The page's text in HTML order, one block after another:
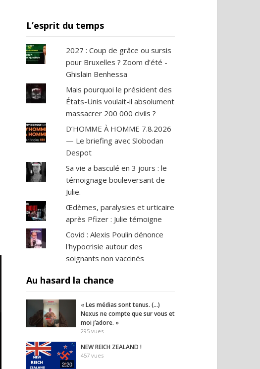
L’esprit du temps
2027 : Coup de grâce ou sursis
pour Bruxelles ? Zoom d'été -
Ghislain Benhessa
Mais pourquoi le président des
États-Unis voulait-il absolument
massacrer 200 000 civils ?
D’HOMME À HOMME 7.8.2026
— Le briefing avec Slobodan
Despot
Sa vie a basculé en 3 jours : le
témoignage bouleversant de
Julie.
Œdèmes, paralysies et urticaire
après Pfizer : Julie témoigne
Covid : Alexis Poulin dénonce
l'hypocrisie autour des
soignants non vaccinés
Au hasard la chance
« Les médias sont tenus. (…)
Nexus ne compte que sur vous et
moi j’adore. »
295 vues
2:20
NEW REICH ZEALAND !
457 vues